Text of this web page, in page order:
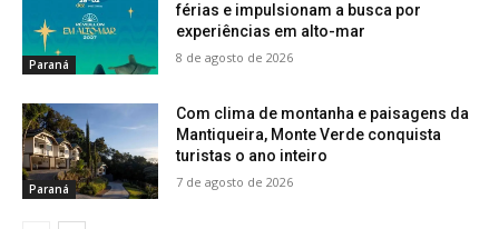
Paraná
férias e impulsionam a busca por
experiências em alto-mar
8 de agosto de 2026
Paraná
Com clima de montanha e paisagens da
Mantiqueira, Monte Verde conquista
turistas o ano inteiro
7 de agosto de 2026